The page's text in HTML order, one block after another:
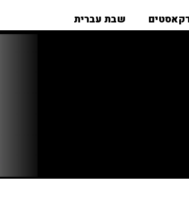
שבת עברית